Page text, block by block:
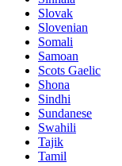
Slovak
Slovenian
Somali
Samoan
Scots Gaelic
Shona
Sindhi
Sundanese
Swahili
Tajik
Tamil